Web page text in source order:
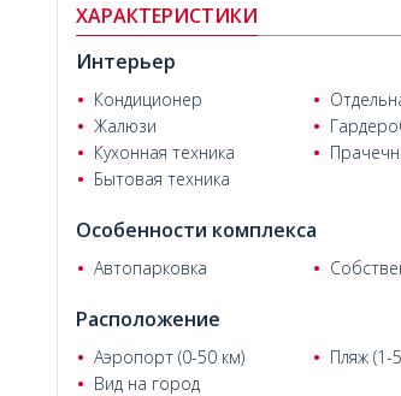
базара Белека, в 4 км от The Land of
в 39 км от центра города Анталья.
ХАРАКТЕРИСТИКИ
Интерьер
Кондиционер
Жалюзи
Кухонная техника
Бытовая техника
Особенности комплекса
Автопарковка
Расположение
Аэропорт (0-50 км) Пляж (1-
Вид на город
Ender Karabulut
Виктория и Максим Н.